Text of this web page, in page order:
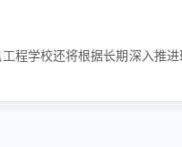
程学校还将根据长期深入推进